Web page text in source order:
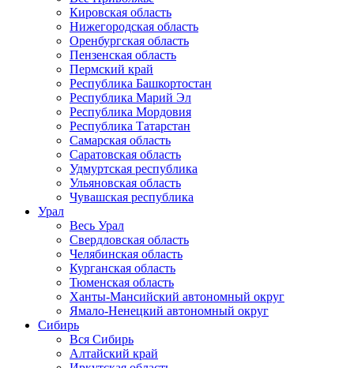
Кировская область
Нижегородская область
Оренбургская область
Пензенская область
Пермский край
Республика Башкортостан
Республика Марий Эл
Республика Мордовия
Республика Татарстан
Самарская область
Саратовская область
Удмуртская республика
Ульяновская область
Чувашская республика
Урал
Весь Урал
Свердловская область
Челябинская область
Курганская область
Тюменская область
Ханты-Мансийский автономный округ
Ямало-Ненецкий автономный округ
Сибирь
Вся Сибирь
Алтайский край